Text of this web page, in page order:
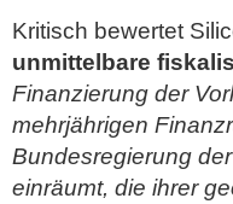
Kritisch bewertet
unmittelbare
Finanzierung der
mehrjährigen
Bundesregierung
einräumt, die ihrer